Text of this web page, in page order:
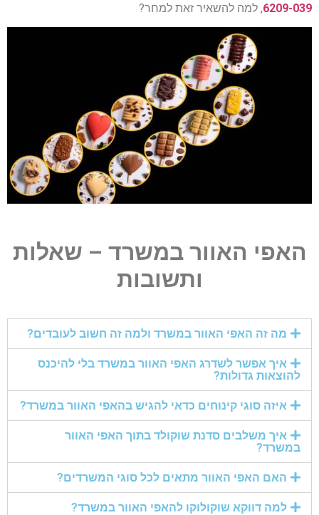
6209-039, למה להשאיר זאת למחר?
האפי האוור במשרד – שאלות
ותשובות
מה זה האפי האוור במשרד ולמה זה חשוב לעובדים?
איך אפשר לשדרג האפי האוור במשרד בלי להיכנס
להוצאות גדולות?
איזה סוגי קינוחים כדאי להגיש בהאפי האוור במשרד?
איך משלבים סדנת שוקולד בתוך האפי האוור
במשרד?
האם האפי האוור מתאים לכל סוגי המשרדים?
למה דווקא שוקולוקו להאפי האוור במשרד?